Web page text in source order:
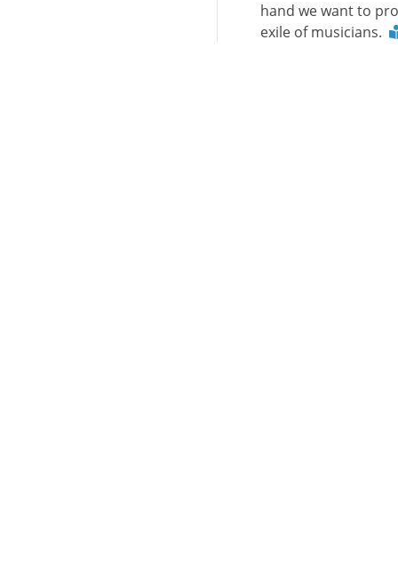
hand we want to
exile of musicians.